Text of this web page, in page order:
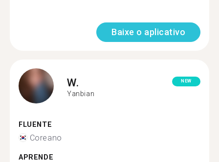
Baixe o aplicativo
W.
Yanbian
NEW
FLUENTE
Coreano
APRENDE